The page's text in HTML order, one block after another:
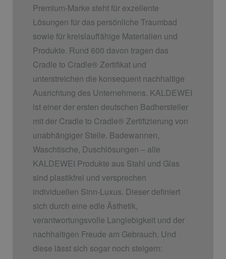
Premium-Marke steht für exzellente
Lösungen für das persönliche Traumbad
sowie für kreislauffähige Materialien und
Produkte. Rund 600 davon tragen das
Cradle to Cradle® Zertifikat und
unterstreichen die konsequent nachhaltige
Ausrichtung des Unternehmens. KALDEWEI
ist einer der ersten deutschen Badhersteller
mit der Cradle to Cradle® Zertifizierung von
unabhängiger Stelle. Badewannen,
Waschtische, Duschlösungen – alle
KALDEWEI Produkte aus Stahl und Glas
sind plastikfrei und versprechen
individuellen Sinn-Luxus. Dieser definiert
sich durch eine edle Ästhetik,
verantwortungsvolle Langlebigkeit und der
nachhaltigen Freude am Gebrauch. Und
diese lässt sich sogar noch steigern: